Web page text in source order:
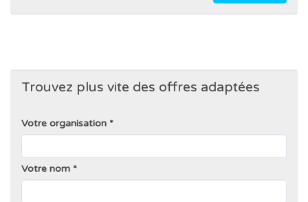
Trouvez plus vite des offres adaptées
Votre organisation
Votre nom